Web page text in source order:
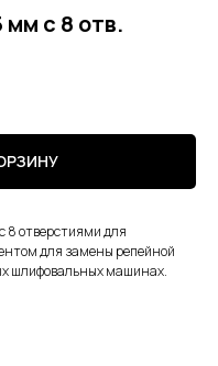
с 8 отв.
8 отверстиями для
для замены репейной
шлифовальных машинах.